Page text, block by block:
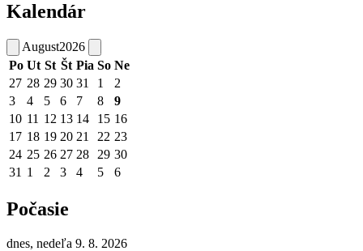
Kalendár
August2026
Po Ut St Št Pia So Ne
27 28 29 30 31 1
2
3
4 5 6 7 8
9
10 11 12 13 14 15 16
17 18 19 20 21 22 23
24 25 26 27 28 29 30
31 1 2 3 4 5 6
Počasie
dnes, nedeľa 9. 8. 2026